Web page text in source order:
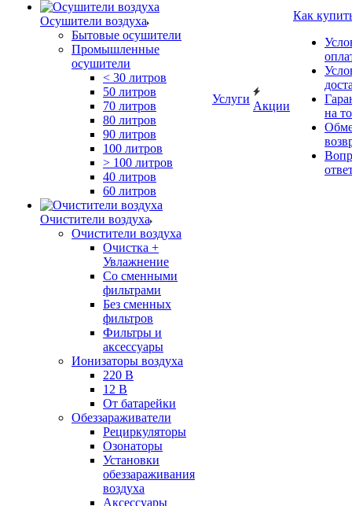
Осушители воздуха
Бытовые осушители
Промышленные
осушители
< 30 литров
50 литров
70 литров
80 литров
90 литров
100 литров
> 100 литров
40 литров
60 литров
Очистители воздуха
Очистители воздуха
Очистка +
Увлажнение
Cо сменными
фильтрами
Без сменных
фильтров
Фильтры и
аксессуары
Ионизаторы воздуха
220 В
12 В
От батарейки
Обеззараживатели
Рециркуляторы
Озонаторы
Установки
обеззараживания
воздуха
Аксессуары
Услуги
Акции
Как
на